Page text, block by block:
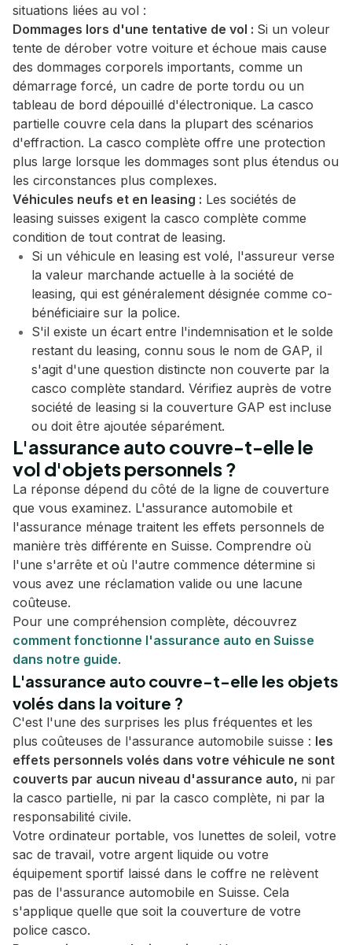
situations liées au vol :
Dommages lors d'une tentative de vol : Si un voleur
tente de dérober votre voiture et échoue mais cause
des dommages corporels importants, comme un
démarrage forcé, un cadre de porte tordu ou un
tableau de bord dépouillé d'électronique. La casco
partielle couvre cela dans la plupart des scénarios
d'effraction. La casco complète offre une protection
plus large lorsque les dommages sont plus étendus ou
les circonstances plus complexes.
Véhicules neufs et en leasing : Les sociétés de
leasing suisses exigent la casco complète comme
condition de tout contrat de leasing.
Si un véhicule en leasing est volé, l'assureur verse
la valeur marchande actuelle à la société de
leasing, qui est généralement désignée comme co-
bénéficiaire sur la police.
S'il existe un écart entre l'indemnisation et le solde
restant du leasing, connu sous le nom de GAP, il
s'agit d'une question distincte non couverte par la
casco complète standard. Vérifiez auprès de votre
société de leasing si la couverture GAP est incluse
ou doit être ajoutée séparément.
L'assurance auto couvre-t-elle le
vol d'objets personnels ?
La réponse dépend du côté de la ligne de couverture
que vous examinez. L'assurance automobile et
l'assurance ménage traitent les effets personnels de
manière très différente en Suisse. Comprendre où
l'une s'arrête et où l'autre commence détermine si
vous avez une réclamation valide ou une lacune
coûteuse.
Pour une compréhension complète, découvrez
comment fonctionne l'assurance auto en Suisse
dans notre guide.
L'assurance auto couvre-t-elle les objets
volés dans la voiture ?
C'est l'une des surprises les plus fréquentes et les
plus coûteuses de l'assurance automobile suisse : les
effets personnels volés dans votre véhicule ne sont
couverts par aucun niveau d'assurance auto, ni par
la casco partielle, ni par la casco complète, ni par la
responsabilité civile.
Votre ordinateur portable, vos lunettes de soleil, votre
sac de travail, votre argent liquide ou votre
équipement sportif laissé dans le coffre ne relèvent
pas de l'assurance automobile en Suisse. Cela
s'applique quelle que soit la couverture de votre
police casco.